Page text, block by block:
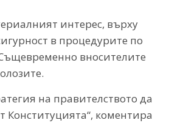
интерес, върху
в процедурите по
вносителите
на правителството да
коментира